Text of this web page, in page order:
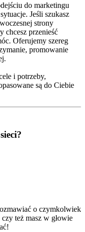
do marketingu
Jeśli szukasz
strony
chcesz przenieść
Oferujemy szereg
promowanie
i potrzeby,
są do Ciebie
o czymkolwiek
też masz w głowie